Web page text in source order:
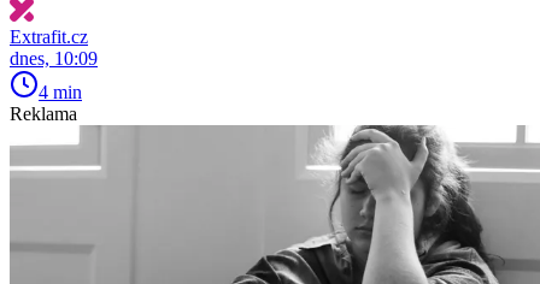
Extrafit.cz
dnes, 10:09
4 min
Reklama